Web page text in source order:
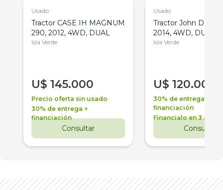
Usado
Tractor CASE IH MAGNUM
290, 2012, 4WD, DUAL
Isla Verde
U$ 145.000
Precio oferta sin usado
30% de entrega +
financiación
Consultar
Usado
Tractor John Deere
2014, 4WD, DUAL
Isla Verde
U$ 120.000
30% de entrega +
financiación
Financialo en 3 años
Consultar